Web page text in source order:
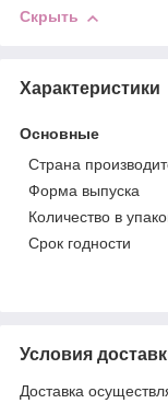
Скрыть
Характеристики
Основные
Страна
Форма выпуска
Количество в
Срок годности
Условия
Доставка